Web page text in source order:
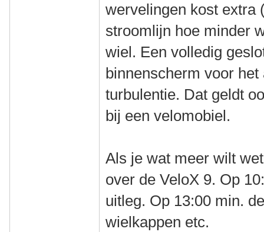
wervelingen kost extra
stroomlijn hoe minder
wiel. Een volledig
binnenscherm voor
turbulentie. Dat geldt
bij een velomobiel.
Als je wat meer wilt
over de VeloX 9. Op
uitleg. Op 13:00 min.
wielkappen etc.